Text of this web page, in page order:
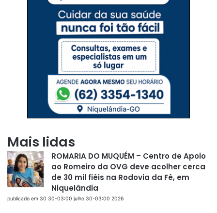
Mais lidas
ROMARIA DO MUQUÉM – Centro de Apoio
ao Romeiro da OVG deve acolher cerca
de 30 mil fiéis na Rodovia da Fé, em
Niquelândia
publicado em 30 30-03:00 julho 30-03:00 2026